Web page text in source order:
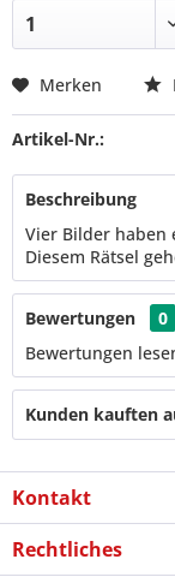
Merken
Artikel-Nr.:
Beschreibung
Vier Bilder haben
Diesem Rätsel
Bewertungen
0
Bewertungen
Kunden kauften
Kontakt
Rechtliches